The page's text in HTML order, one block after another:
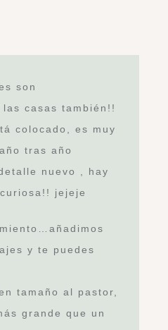
son
casas también!!
colocado, es muy
tras año
nuevo , hay
jejeje
y te puedes
tamaño al pastor,
grande que un